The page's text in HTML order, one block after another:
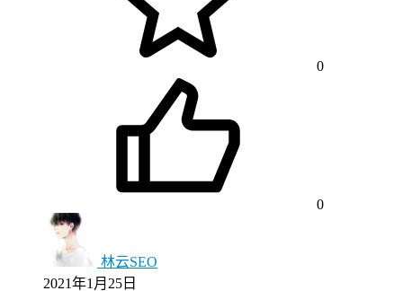
0
0
林云SEO
2021年1月25日